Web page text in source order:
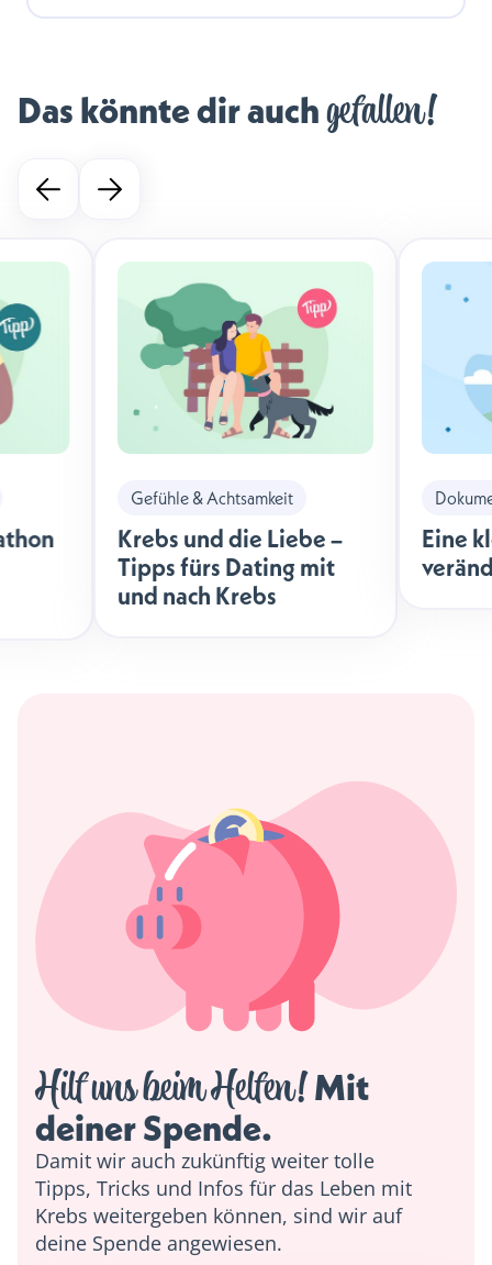
Das könnte dir auch gefallen!
Gefühle & Achtsamkeit
Krebs und die Liebe –
Tipps fürs Dating mit
und nach Krebs
Eine
Hilf uns beim Helfen! Mit
deiner Spende.
Damit wir auch zukünftig weiter tolle
Tipps, Tricks und Infos für das Leben mit
Krebs weitergeben können, sind wir auf
deine Spende angewiesen.